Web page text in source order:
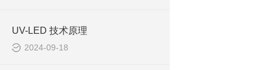
UV-LED 技术原理
2024-09-18